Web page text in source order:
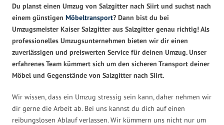
Du planst einen Umzug von Salzgitter nach Siirt und suchst nach
einem günstigen Möbeltransport? Dann bist du bei
Umzugsmeister Kaiser Salzgitter aus Salzgitter genau richtig! Als
professionelles Umzugsunternehmen bieten wir dir einen
zuverlässigen und preiswerten Service für deinen Umzug. Unser
erfahrenes Team kümmert sich um den sicheren Transport deiner
Möbel und Gegenstände von Salzgitter nach Siirt.
Wir wissen, dass ein Umzug stressig sein kann, daher nehmen wir
dir gerne die Arbeit ab. Bei uns kannst du dich auf einen
reibungslosen Ablauf verlassen. Wir kümmern uns nicht nur um